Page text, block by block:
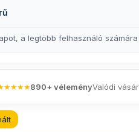
a legtöbb felhasználó
890+ véleményValódi